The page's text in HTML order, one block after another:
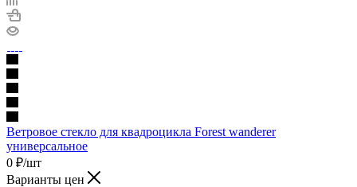
Ветровое стекло для квадроцикла Forest wanderer
универсальное
0 ₽/шт
Варианты цен